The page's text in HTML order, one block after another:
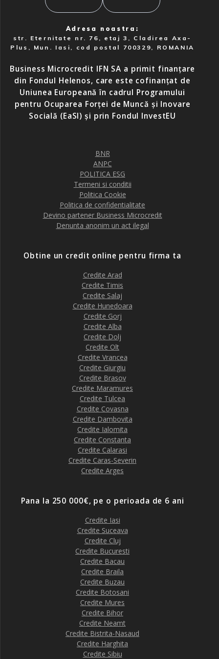
Adresa noastra:
str. Eternitate nr. 76, etaj 3, Cladirea Axa-
Plus, Mun. Iasi, cod postal 700329, ROMANIA
Business Microcredit IFN SA a primit finanțare
din Fondul Helenos, care este cofinanțat de
Uniunea Europeană în cadrul Programului
pentru Ocuparea Forței de Muncă și Inovare
Socială (EaSI) și prin Fondul InvestEU
BNR
ANPC
POLITICA ESG
Termeni si conditii
Politica Cookie
Politica de confidentialitate
Devino partener Business Microcredit
Denunta anonim un act ilegal
Obtine un credit online pentru firma ta
Credite Arad
Credite Timis
Credite Salaj
Credite Hunedoara
Credite Gorj
Credite Alba
Credite Dolj
Credite Olt
Credite Vrancea
Credite Giurgiu
Credite Brasov
Credite Maramures
Credite Tulcea
Credite Covasna
Credite Dambovita
Credite Ialomita
Credite Constanta
Credite Calarasi
Credite Caras-Severin
Credite Arges
Pana la 250 000€, pe o perioada de 6 ani
Credite Iasi
Credite Suceava
Credite Cluj
Credite Bucuresti
Credite Bacau
Credite Braila
Credite Buzau
Credite Botosani
Credite Mures
Credite Bihor
Credite Neamt
Credite Bistrita-Nasaud
Credite Harghita
Credite Sibiu